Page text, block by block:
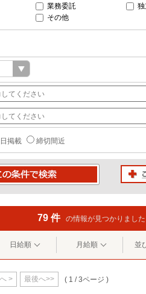
業務委託
独
その他
掲載 締切間近
79 件 の情報が見つかりました
日給順 月給順 並
> 最後へ>> ( 1 / 3ページ )